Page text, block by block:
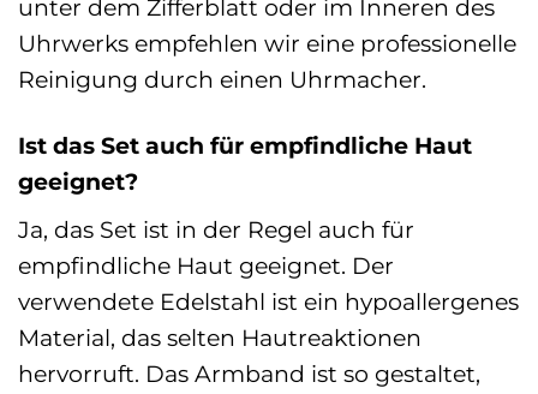
unter dem Zifferblatt oder im Inneren des
Uhrwerks empfehlen wir eine professionelle
Reinigung durch einen Uhrmacher.
Ist das Set auch für empfindliche Haut
geeignet?
Ja, das Set ist in der Regel auch für
empfindliche Haut geeignet. Der
verwendete Edelstahl ist ein hypoallergenes
Material, das selten Hautreaktionen
hervorruft. Das Armband ist so gestaltet,